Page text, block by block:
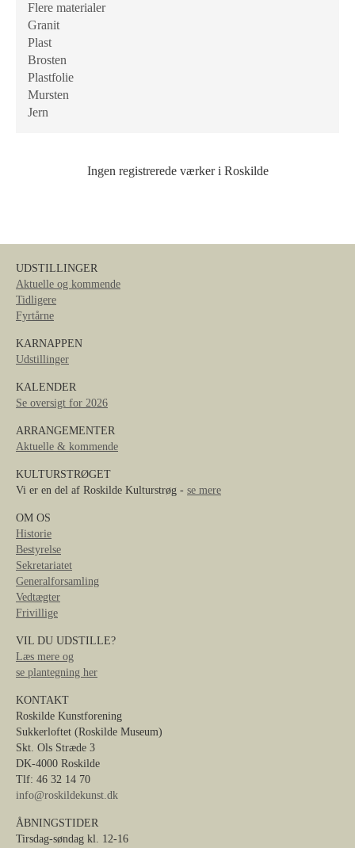
Flere materialer
Granit
Plast
Brosten
Plastfolie
Mursten
Jern
Ingen registrerede værker i Roskilde
UDSTILLINGER
Aktuelle og kommende
Tidligere
Fyrtårne
KARNAPPEN
Udstillinger
KALENDER
Se oversigt for 2026
ARRANGEMENTER
Aktuelle & kommende
KULTURSTRØGET
Vi er en del af Roskilde Kulturstrøg - se mere
OM OS
Historie
Bestyrelse
Sekretariatet
Generalforsamling
Vedtægter
Frivillige
VIL DU UDSTILLE?
Læs mere og
se plantegning her
KONTAKT
Roskilde Kunstforening
Sukkerloftet (Roskilde Museum)
Skt. Ols Stræde 3
DK-4000 Roskilde
Tlf: 46 32 14 70
info@roskildekunst.dk
ÅBNINGSTIDER
Tirsdag-søndag kl. 12-16